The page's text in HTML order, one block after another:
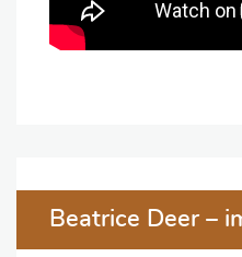
deBeatrice Deer –